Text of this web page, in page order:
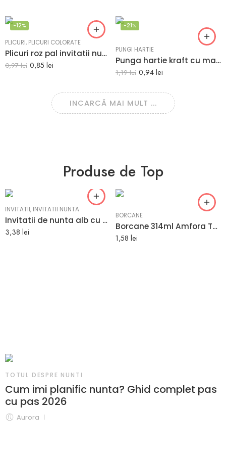
-12%
PLICURI, PLICURI COLORATE
Plicuri roz pal invitatii nunta botez C6 114×162 mm Set 20 buc
0,97lei 0,85 lei
-21%
PUNGI HARTIE
Punga hartie kraft cu maner decupat 14x7x21 cm VERDE INCHIS (TUBORG)
1,19lei 0,94lei
INCARCĂ MAI MULT ...
Produse de Top
INVITATII, INVITATII NUNTA
Invitatii de nunta alb cu argintiu 2606
3,38 lei
BORCANE
Borcane 314ml Amfora TO63
1,58 lei
TOTUL DESPRE NUNTI
Cum imi planific nunta? Ghid complet pas
cu pas 2026
Aurora